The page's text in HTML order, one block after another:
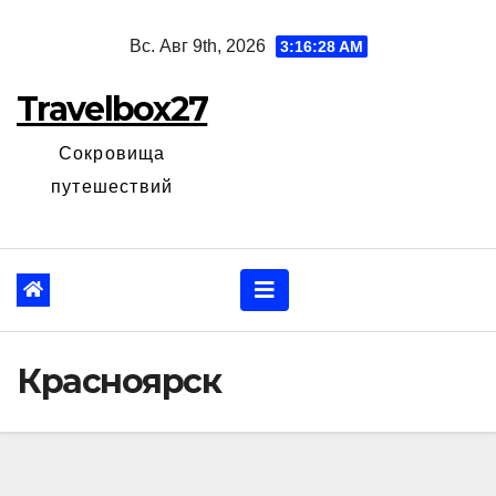
Вс. Авг 9th, 2026 3:16:29 AM
Travelbox27
Сокровища
путешествий
Красноярск